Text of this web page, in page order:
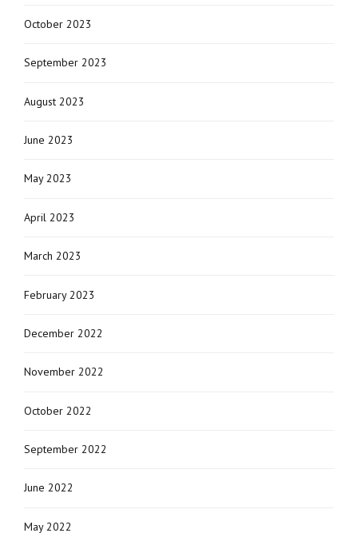
October 2023
September 2023
August 2023
June 2023
May 2023
April 2023
March 2023
February 2023
December 2022
November 2022
October 2022
September 2022
June 2022
May 2022